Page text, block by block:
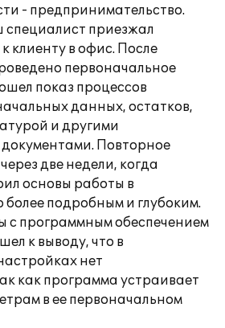
- предпринимательство.
приезжал
клиенту в офис. После
первоначальное
показ процессов
данных, остатков,
и другими
Повторное
две недели, когда
основы работы в
более подробным и глубоким.
с программным обеспечением
к выводу, что в
нет
как программа устраивает
в ее первоначальном